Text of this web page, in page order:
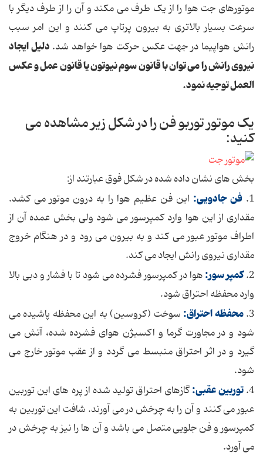
موتورهای جت هوا را از یک طرف می مکند و آن را از طرف دیگر با
سرعت بسیار بالاتری به بیرون پرتاپ می کنند و این امر سبب
رانش هواپیما در جهت عکس حرکت هوا خواهد شد. دلیل ایجاد
نیروی رانش را می توان با قانون سوم نیوتون یا قانون عمل و عکس
العمل توجیه نمود.
یک موتور توربو فن را در شکل زیر مشاهده می
کنید:
بخش های نشان داده شده در شکل فوق عبارتند از:
1. فن جادویی: این فن عظیم هوا را به درون موتور می کشد.
مقداری از این هوا وارد کمپرسور می شود ولی بخش عمده آن از
اطراف موتور عبور می کند و به بیرون می رود و در هنگام خروج
مقداری نیروی رانش ایجاد می کند.
2. کمپر سور:هوا در کمپرسور فشرده می شود تا با فشار و دبی بالا
وارد محفظه احتراق شود.
3. محفظه احتراق: سوخت (کروسین) به این محفظه پاشیده می
شود و در مجاورت گرما و اکسیژن هوای فشرده شده، آتش می
گیرد و در اثر احتراق منبسط می گردد و از عقب موتور خارج می
شود.
4. توربین عقبی:گازهای احتراق تولید شده از پره های این توربین
عبور می کنند و آن را به چرخش در می آورند. شافت این توربین به
کمپرسور و فن جلویی متصل می باشد و آن ها را نیز به چرخش در
می آورد.